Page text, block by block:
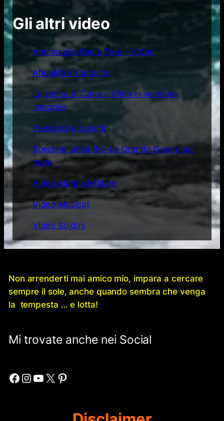
Gli altri video
Ammiraglio Paolo Treu – Video
Attualità e Curiosità
La scelta di Catia – Il film in versione
integrale
Paesaggi e Luoghi
Speciale Linea Blu-La Grande Guerra sul
mare
Video Marina Militare
Video Musicali
Video Soldini
Non arrenderti mai amico mio, impara a cercare
sempre il sole, anche quando sembra che venga
la tempesta … e lotta!
Mi trovate anche nei Social
Facebook Instagram YouTube X Pinterest